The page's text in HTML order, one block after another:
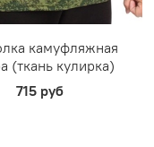
камуфляжная
(ткань кулирка)
715 руб